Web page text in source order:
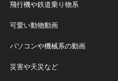
飛行機や鉄道乗り物系
可愛い動物動画
パソコンや機械系の動画
災害や天災など